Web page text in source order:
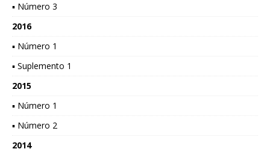
▪ Número 3
2016
▪ Número 1
▪ Suplemento 1
2015
▪ Número 1
▪ Número 2
2014